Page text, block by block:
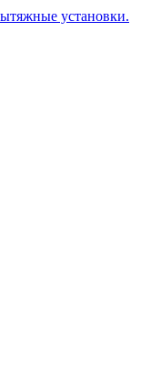
установки.